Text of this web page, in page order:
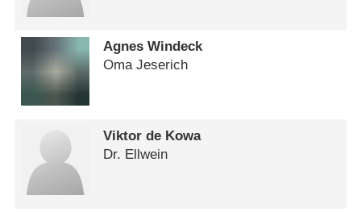
Agnes Windeck
Oma Jeserich
Viktor de Kowa
Dr. Ellwein